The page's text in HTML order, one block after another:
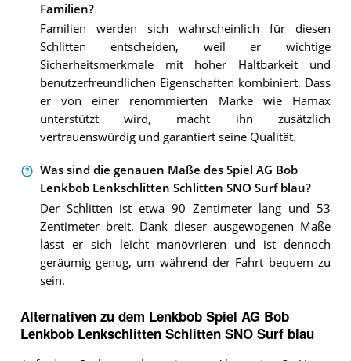
Familien?
Familien werden sich wahrscheinlich für diesen
Schlitten entscheiden, weil er wichtige
Sicherheitsmerkmale mit hoher Haltbarkeit und
benutzerfreundlichen Eigenschaften kombiniert. Dass
er von einer renommierten Marke wie Hamax
unterstützt wird, macht ihn zusätzlich
vertrauenswürdig und garantiert seine Qualität.
Was sind die genauen Maße des Spiel AG Bob
Lenkbob Lenkschlitten Schlitten SNO Surf blau?
Der Schlitten ist etwa 90 Zentimeter lang und 53
Zentimeter breit. Dank dieser ausgewogenen Maße
lässt er sich leicht manövrieren und ist dennoch
geräumig genug, um während der Fahrt bequem zu
sein.
Alternativen zu dem Lenkbob Spiel AG Bob
Lenkbob Lenkschlitten Schlitten SNO Surf blau